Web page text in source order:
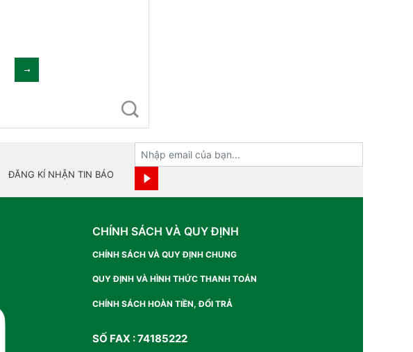
ĐĂNG KÍ NHẬN TIN BÁO
CHÍNH SÁCH VÀ QUY ĐỊNH
CHÍNH SÁCH VÀ QUY ĐỊNH CHUNG
QUY ĐỊNH VÀ HÌNH THỨC THANH TOÁN
CHÍNH SÁCH HOÀN TIỀN, ĐỔI TRẢ
SỐ FAX : 74185222